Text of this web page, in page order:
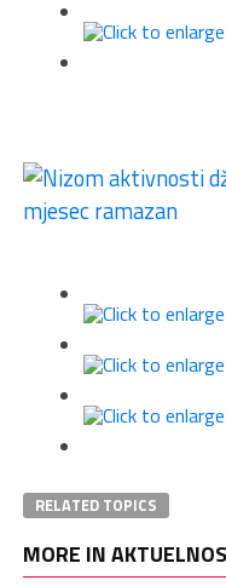
RELATED TOPICS
MORE IN